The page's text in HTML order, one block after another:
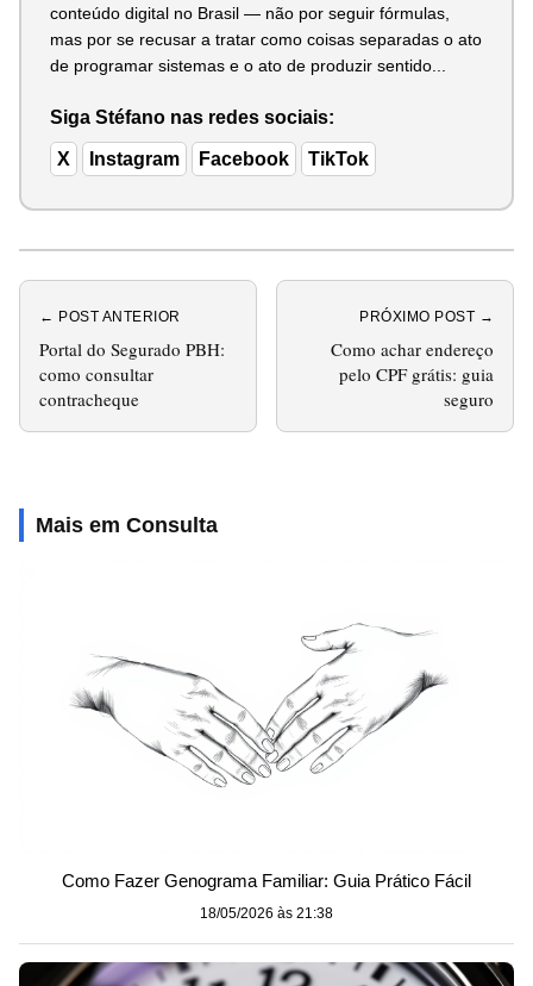
conteúdo digital no Brasil — não por seguir fórmulas,
mas por se recusar a tratar como coisas separadas o ato
de programar sistemas e o ato de produzir sentido...
Siga Stéfano nas redes sociais:
X Instagram Facebook TikTok
← POST ANTERIOR
Portal do Segurado PBH:
como consultar
contracheque
PRÓXIMO POST →
Como achar endereço
pelo CPF grátis: guia
seguro
Mais em Consulta
Como Fazer Genograma Familiar: Guia Prático Fácil
18/05/2026 às 21:38